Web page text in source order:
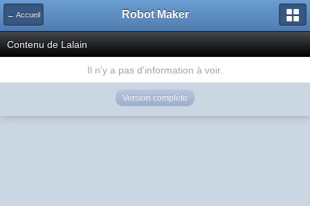
← Accueil Robot Maker
Contenu de Lalain
Il n'y a pas d'information à voir.
Version complète